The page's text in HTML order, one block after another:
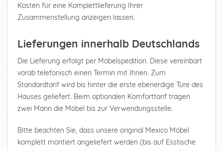
Kosten für eine Komplettlieferung Ihrer
Zusammenstellung anzeigen lassen.
Lieferungen innerhalb Deutschlands
Die Lieferung erfolgt per Möbelspedition. Diese vereinbart
vorab telefonisch einen Termin mit Ihnen. Zum
Standardtarif wird bis hinter die erste ebenerdige Türe des
Hauses geliefert. Beim optionalen Komforttarif tragen
zwei Mann die Möbel bis zur Verwendungsstelle.
Bitte beachten Sie, dass unsere original Mexico Möbel
komplett montiert angeliefert werden (bis auf Esstische